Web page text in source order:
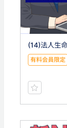
(14)法人生
有料会員限定